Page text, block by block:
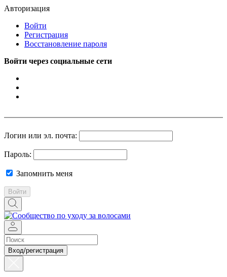
Авторизация
Войти
Регистрация
Восстановление пароля
Войти через социальные сети
Логин или эл. почта:
Пароль:
Запомнить меня
Войти
Вход/регистрация